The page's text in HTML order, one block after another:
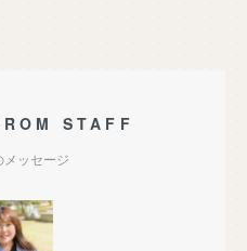
STAFF
メッセージ